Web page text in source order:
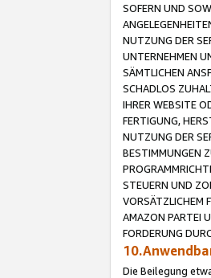
SOFERN UND
NUTZUNG DER
UNTERNEHMEN
SÄMTLICHEN
SCHADLOS
IHRER WEBSITE
FERTIGUNG,
NUTZUNG DER
BESTIMMUNGEN
STEUERN UND
VORSÄTZLICHEM
AMAZON PARTEI
FORDERUNG
Die Beilegung